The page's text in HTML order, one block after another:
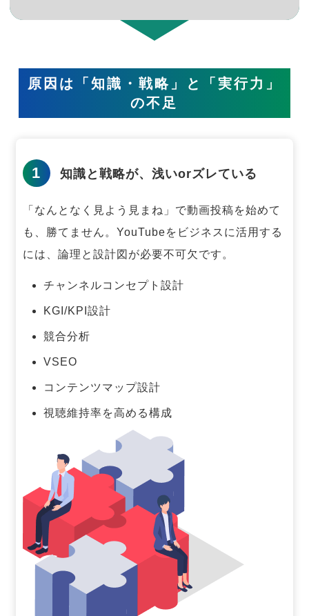
原因は「知識・戦略」と「実行力」
の不足
1 知識と戦略が、浅いorズレている
「なんとなく見よう見まね」で動画投稿を始めて
も、勝てません。 YouTubeをビジネスに活用する
には、論理と設計図が必要不可欠です。
チャンネルコンセプト設計
KGI/KPI設計
競合分析
VSEO
コンテンツマップ設計
視聴維持率を高める構成